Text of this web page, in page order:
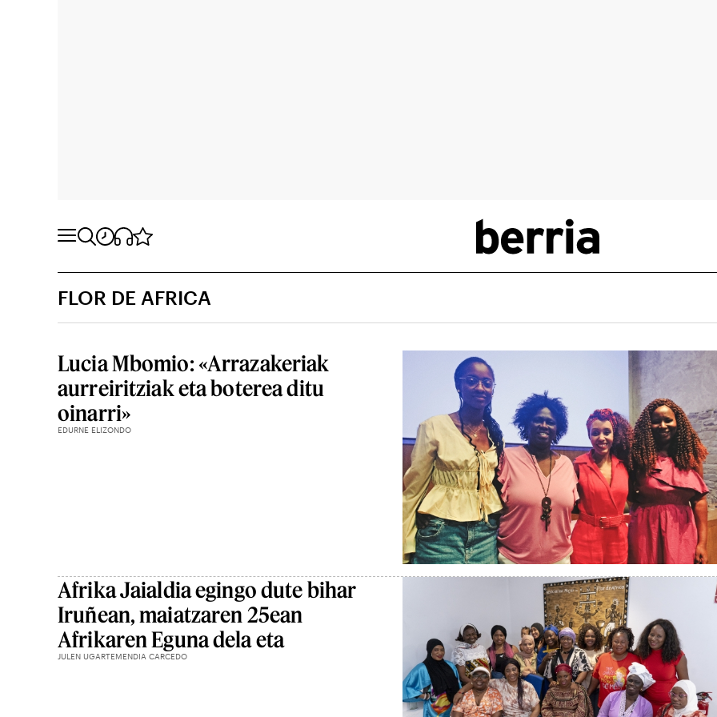
FLOR DE AFRICA
Lucia Mbomio: «Arrazakeriak
aurreiritziak eta boterea ditu
oinarri»
EDURNE ELIZONDO
Afrika Jaialdia egingo dute bihar
Iruñean, maiatzaren 25ean
Afrikaren Eguna dela eta
JULEN UGARTEMENDIA CARCEDO